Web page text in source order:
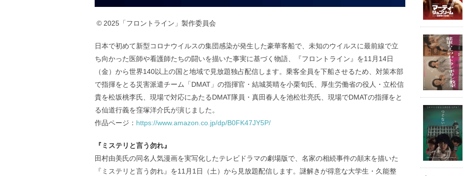
© 2025「フロントライン」製作委員会
日本で初めて新型コロナウイルスの集団感染が発生した豪華客船で、未知のウイルスに最前線で立
ち向かった医師や看護師たちの闘いを描いた事実に基づく物語、『フロントライン』を11月14日
（金）から世界140以上の国と地域で見放題独占配信します。乗客全員を下船させるため、対策本部
で指揮をとる災害派遣チーム「DMAT」の指揮官・結城英晴を小栗旬氏、厚生労働省の役人・立松信
貴を松坂桃李氏、現場で対応にあたるDMAT隊員・真田春人を池松壮亮氏、現場でDMATの指揮をと
る仙道行義を窪塚洋介氏が演じました。
作品ページ： https://www.amazon.co.jp/dp/B0FK47JY5P/
『ミステリと言う勿れ』
田村由美氏の同名人気漫画を実写化したテレビドラマの劇場版で、名家の相続事件の顛末を描いた
『ミステリと言う勿れ』を11月1日（土）から見放題配信します。謎解きが得意な大学生・久能整